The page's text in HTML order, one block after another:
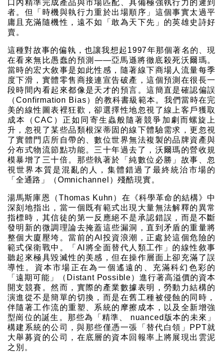
口內精準完成產品與市場匹配、具備極強執行力的遲到
者。但「時機與執行力重於出場順序」這個事實太過平
庸且充滿隨機性，遠不如「敢為天下先」的英雄史詩好
賣。
這種對故事的偏執，也讓我想起1997年那個著名的、現
在看來無比愚蠢的預測——亞馬遜將徹底殺死沃爾瑪。
當時的宏大敘事是如此性感，隨著線下商場人流量每季
度下滑，實體零售商接連宣告破產，這個預測在很長一
段時間內看起來都像是天才的預言。這簡直是確認偏誤
（Confirmation Bias）的教科書級範本。我們當時在完
美的線性圖表裡狂歡，卻選擇性地忽視了線上客戶獲取
成本（CAC）正如同寄生蟲般隨著競爭加劇而螺旋上
升，忽視了某些品類根深蒂固的線下體驗需求，更忽視
了實體門店所自帶的、數位世界無法複製的品牌資產與
分布式物流節點功能。三十年過去了，沃爾瑪的營收規
模暴增了三十倍。那些執著於「純數位必勝」故事、忽
視世界本質是混亂的人，集體錯過了最終統治市場的
「全通路」（Omnichannel）殘酷現實。
湯馬斯庫恩（Thomas Kuhn）在《科學革命的結構》中
深刻地指出，當一個既有範式出現大量無法解釋的異常
指標時，其信徒的第一反應絕不是承認錯誤，而是不斷
發明新的微調理論去掩蓋這些漏洞，直到矛盾的重量將
整個大廈壓垮。當前的AI投資浪潮，正處於這個危險的
範式保衛戰中。「AI將全面替代人類工作」的線性敘事
聽起來極具毀滅性的美感，但在操作層面上卻充滿了誤
導性。資本市場正在為一個遙遠的、充滿科幻色彩的
「遠期可能」（Distant Possible）進行著高溢價的資本
開支競賽。然而，實際的產業數據表明，勞動力結構的
演進從不是簡單的切換，而是在舊工種被侵蝕的同時，
伴隨著工作流的重塑、系統的摩擦成本，以及全新增強
型崗位的誕生。那些為「精準、 nuanced版本的未來」
構建系統的公司，與那些僅憑一張「替代白領」PPT就
大舉募資的公司，在底層的資本回報率上將展現出雲泥
之別。